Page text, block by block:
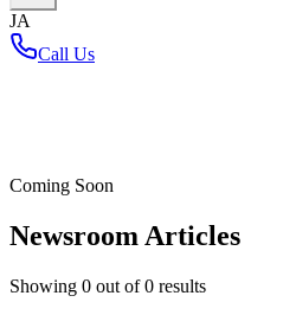
JA
Call Us
Coming Soon
Newsroom Articles
Showing 0 out of0 results